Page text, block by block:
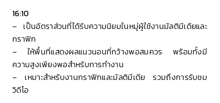
16:10
– เป็นอัตราส่วนที่ได้รับความนิยมในหมู่ผู้ใช้งานมัลติมีเดียและ
กราฟิก
– ให้พื้นที่แสดงผลแนวนอนที่กว้างพอสมควร พร้อมทั้งมี
ความสูงเพียงพอสำหรับการทำงาน
– เหมาะสำหรับงานกราฟิกและมัลติมีเดีย รวมถึงการรับชม
วิดีโอ